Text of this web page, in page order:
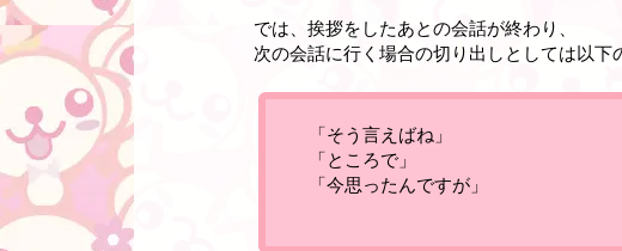
では、挨拶をしたあとの会話が終わり、
次の会話に行く場合の切り出しとしては以下
「そう言えばね」
「ところで」
「今思ったんですが」